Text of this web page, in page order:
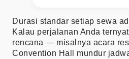
Durasi standar setiap sewa
Kalau perjalanan Anda
rencana — misalnya acara
Convention Hall mundur